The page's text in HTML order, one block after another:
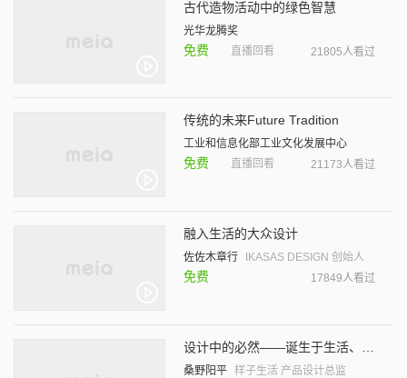
古代造物活动中的绿色智慧
光华龙腾奖
免费 直播回看 21805人看过
传统的未来Future Tradition
工业和信息化部工业文化发展中心
免费 直播回看 21173人看过
融入生活的大众设计
佐佐木章行 IKASAS DESIGN 创始人
免费 17849人看过
设计中的必然——诞生于生活、文化背景、人体的设计
桑野阳平 样子生活 产品设计总监